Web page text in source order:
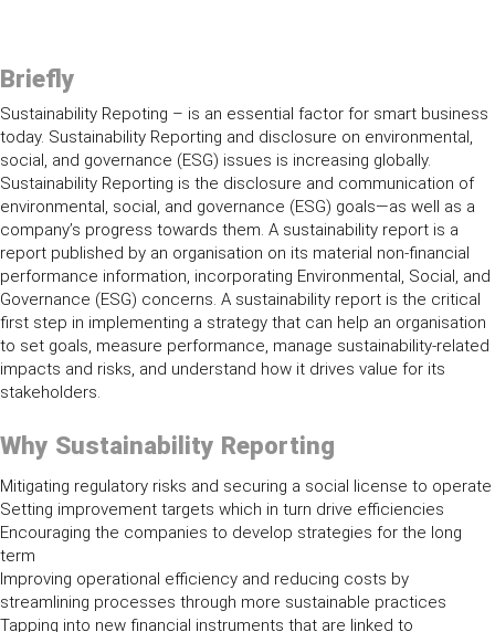
Briefly
Sustainability Repoting – is an essential factor for smart business
today. Sustainability Reporting and disclosure on environmental,
social, and governance (ESG) issues is increasing globally.
Sustainability Reporting is the disclosure and communication of
environmental, social, and governance (ESG) goals—as well as a
company’s progress towards them. A sustainability report is a
report published by an organisation on its material non-financial
performance information, incorporating Environmental, Social, and
Governance (ESG) concerns. A sustainability report is the critical
first step in implementing a strategy that can help an organisation
to set goals, measure performance, manage sustainability-related
impacts and risks, and understand how it drives value for its
stakeholders.
Why Sustainability Reporting
Mitigating regulatory risks and securing a social license to operate
Setting improvement targets which in turn drive efficiencies
Encouraging the companies to develop strategies for the long
term
Improving operational efficiency and reducing costs by
streamlining processes through more sustainable practices
Tapping into new financial instruments that are linked to